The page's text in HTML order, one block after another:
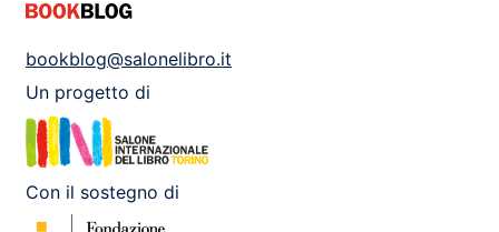
bookblog@salonelibro.it
Un progetto di
Con il sostegno di